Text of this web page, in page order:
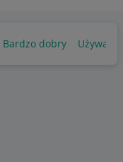
Bardzo dobry Używany